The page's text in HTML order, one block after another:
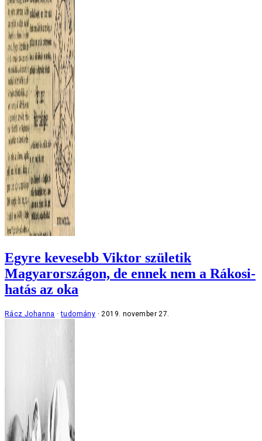
Egyre kevesebb Viktor születik
Magyarországon, de ennek nem a Rákosi-
hatás az oka
Rácz Johanna tudomány 2019. november 27.